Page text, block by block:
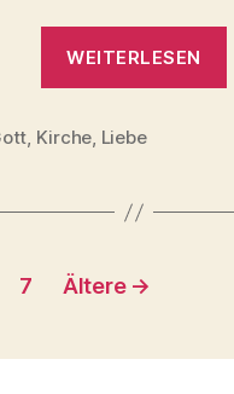
WEITERLESEN
, Kirche, Liebe
7 Ältere →